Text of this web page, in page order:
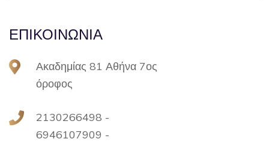
ΕΠΙΚΟΙΝΩΝΙΑ
Ακαδημίας 81 Αθήνα 7ος
όροφος
2130266498 -
6946107909 -